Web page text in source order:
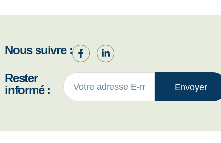
Nous suivre :
Rester
informé :
Envoyer